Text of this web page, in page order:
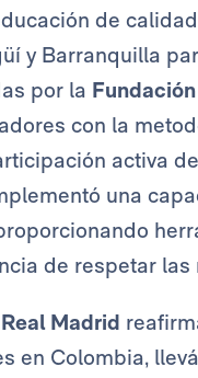
de
y Barranquilla
por la
con la
activa
una
de respetar las
Madrid
en Colombia,